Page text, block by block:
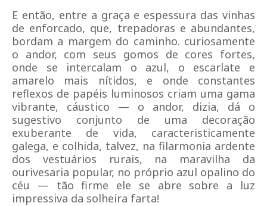
E então, entre a graça e espessura das vinhas
de enforcado, que, trepadoras e abundantes,
bordam a margem do caminho. curiosamente
o andor, com seus gomos de cores fortes,
onde se intercalam o azul, o escarlate e
amarelo mais nítidos, e onde constantes
reflexos de papéis luminosos criam uma gama
vibrante, cáustico — o andor, dizia, dá o
sugestivo conjunto de uma decoração
exuberante de vida, caracteristicamente
galega, e colhida, talvez, na filarmonia ardente
dos vestuários rurais, na maravilha da
ourivesaria popular, no próprio azul opalino do
céu — tão firme ele se abre sobre a luz
impressiva da solheira farta!